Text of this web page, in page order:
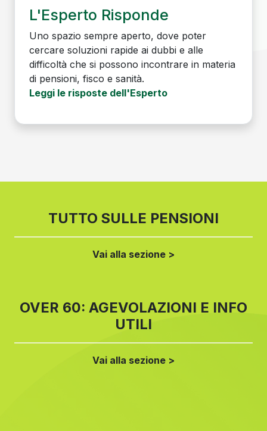
L'Esperto Risponde
Uno spazio sempre aperto, dove poter
cercare soluzioni rapide ai dubbi e alle
difficoltà che si possono incontrare in materia
di pensioni, fisco e sanità.
Leggi le risposte dell'Esperto
TUTTO SULLE PENSIONI
Vai alla sezione >
OVER 60: AGEVOLAZIONI E INFO
UTILI
Vai alla sezione >